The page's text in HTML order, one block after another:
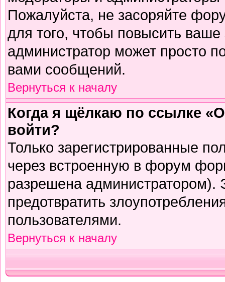
Пожалуйста, не засоряйте
для того, чтобы повысить
администратор может просто
вами сообщений.
Вернуться к началу
Когда я щёлкаю по ссылке
войти?
Только зарегистрированные
через встроенную в форум
разрешена администратором).
предотвратить
пользователями.
Вернуться к началу